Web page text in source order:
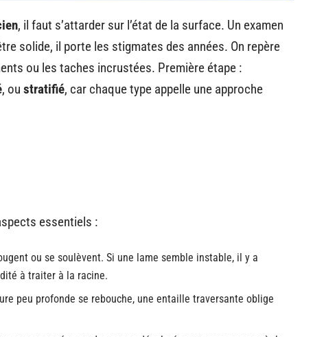
, il faut s’attarder sur l’état de la surface. Un examen
solide, il porte les stigmates des années. On repère
ou les taches incrustées. Première étape :
, ou stratifié, car chaque type appelle une approche
essentiels :
ou se soulèvent. Si une lame semble instable, il y a
à traiter à la racine.
peu profonde se rebouche, une entaille traversante oblige